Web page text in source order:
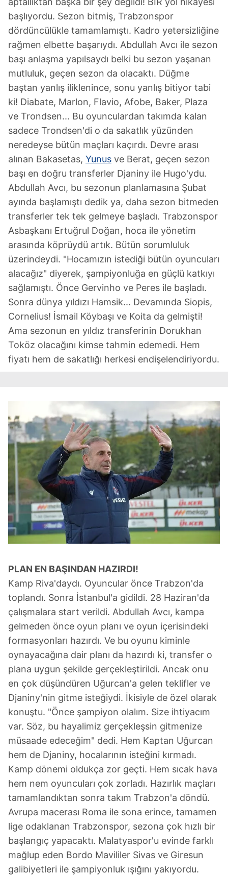
başlıyordu. Sezon bitmiş, Trabzonspor
dördüncülükle tamamlamıştı. Kadro yetersizliğine
rağmen elbette başarıydı. Abdullah Avcı ile sezon
başı anlaşma yapılsaydı belki bu sezon yaşanan
mutluluk, geçen sezon da olacaktı. Düğme
baştan yanlış iliklenince, sonu yanlış bitiyor tabi
ki! Diabate, Marlon, Flavio, Afobe, Baker, Plaza
ve Trondsen... Bu oyunculardan takımda kalan
sadece Trondsen'di o da sakatlık yüzünden
neredeyse bütün maçları kaçırdı. Devre arası
alınan Bakasetas, Yunus ve Berat, geçen sezon
başı en doğru transferler Djaniny ile Hugo'ydu.
Abdullah Avcı, bu sezonun planlamasına Şubat
ayında başlamıştı dedik ya, daha sezon bitmeden
transferler tek tek gelmeye başladı. Trabzonspor
Asbaşkanı Ertuğrul Doğan, hoca ile yönetim
arasında köprüydü artık. Bütün sorumluluk
üzerindeydi. "Hocamızın istediği bütün oyuncuları
alacağız" diyerek, şampiyonluğa en güçlü katkıyı
sağlamıştı. Önce Gervinho ve Peres ile başladı.
Sonra dünya yıldızı Hamsik... Devamında Siopis,
Cornelius! İsmail Köybaşı ve Koita da gelmişti!
Ama sezonun en yıldız transferinin Dorukhan
Toköz olacağını kimse tahmin edemedi. Hem
fiyatı hem de sakatlığı herkesi endişelendiriyordu.
PLAN EN BAŞINDAN HAZIRDI!
Kamp Riva'daydı. Oyuncular önce Trabzon'da
toplandı. Sonra İstanbul'a gidildi. 28 Haziran'da
çalışmalara start verildi. Abdullah Avcı, kampa
gelmeden önce oyun planı ve oyun içerisindeki
formasyonları hazırdı. Ve bu oyunu kiminle
oynayacağına dair planı da hazırdı ki, transfer o
plana uygun şekilde gerçekleştirildi. Ancak onu
en çok düşündüren Uğurcan'a gelen teklifler ve
Djaniny'nin gitme isteğiydi. İkisiyle de özel olarak
konuştu. "Önce şampiyon olalım. Size ihtiyacım
var. Söz, bu hayalimiz gerçekleşsin gitmenize
müsaade edeceğim" dedi. Hem Kaptan Uğurcan
hem de Djaniny, hocalarının isteğini kırmadı.
Kamp dönemi oldukça zor geçti. Hem sıcak hava
hem nem oyuncuları çok zorladı. Hazırlık maçları
tamamlandıktan sonra takım Trabzon'a döndü.
Avrupa macerası Roma ile sona erince, tamamen
lige odaklanan Trabzonspor, sezona çok hızlı bir
başlangıç yapacaktı. Malatyaspor'u evinde farklı
mağlup eden Bordo Mavililer Sivas ve Giresun
galibiyetleri ile şampiyonluk ışığını yakıyordu.